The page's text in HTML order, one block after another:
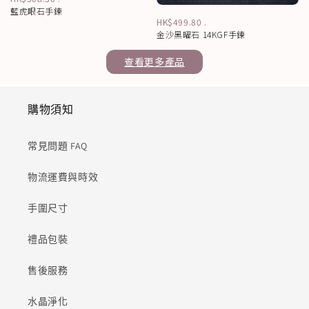
藍虎眼石手鍊
HK$499.80 .
金沙黑曜石 14KGF手鍊
查看更多產品
購物須知
常見問題 FAQ
物流運費與時效
手圍尺寸
禮品包裝
售後服務
水晶淨化